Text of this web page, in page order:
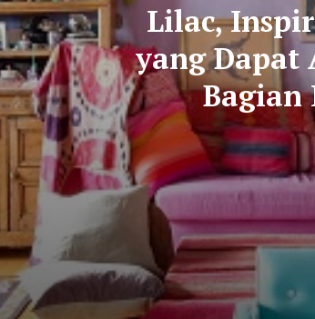
Lilac,
yang Dapat
Bagian